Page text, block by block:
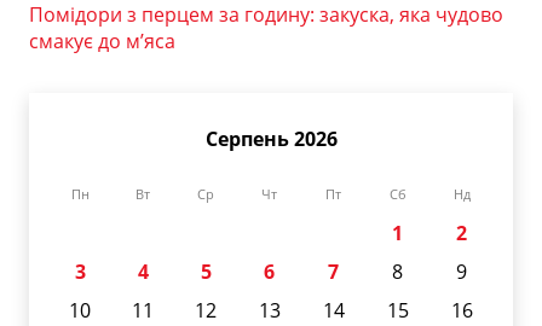
Помідори з перцем за годину: закуска, яка чудово
смакує до м’яса
Серпень 2026
Пн Вт Ср Чт Пт Сб Нд
1
2
3
4 5 6 7 8
9
10
11 12 13 14 15
16